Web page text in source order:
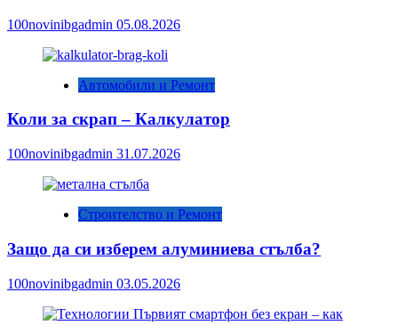
100novinibgadmin 05.08.2026
Автомобили и Ремонт
Коли за скрап – Калкулатор
100novinibgadmin 31.07.2026
Строителство и Ремонт
Защо да си изберем алуминиева стълба?
100novinibgadmin 03.05.2026